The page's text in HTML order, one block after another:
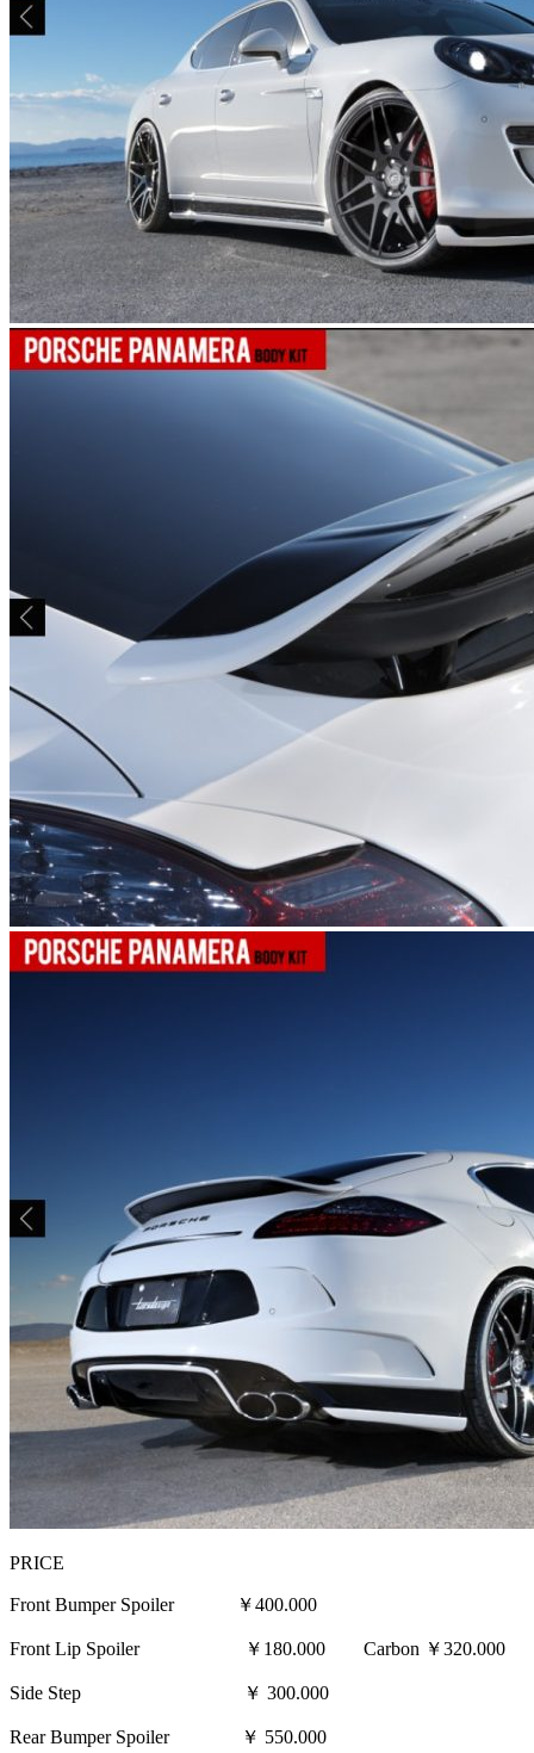
PRICE
Front Bumper Spoiler ￥400.000
Front Lip Spoiler ￥180.000 Carbon ￥320.000
Side Step ￥ 300.000
Rear Bumper Spoiler ￥ 550.000